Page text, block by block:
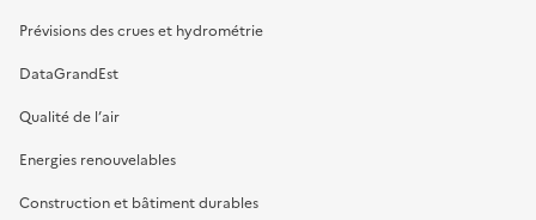
Prévisions des crues et hydrométrie
DataGrandEst
Qualité de l’air
Energies renouvelables
Construction et bâtiment durables